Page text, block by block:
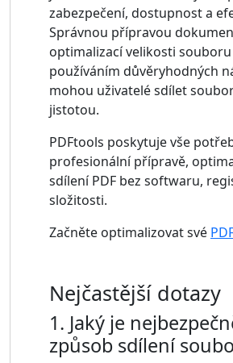
zabezpečení, dostupnost a
Správnou přípravou
optimalizací velikosti souboru
používáním důvěryhodných
mohou uživatelé sdílet
jistotou.
PDFtools poskytuje vše
profesionální přípravě,
sdílení PDF bez softwaru,
složitosti.
Začněte optimalizovat své
Nejčastější dotazy
1. Jaký je
způsob sdílení